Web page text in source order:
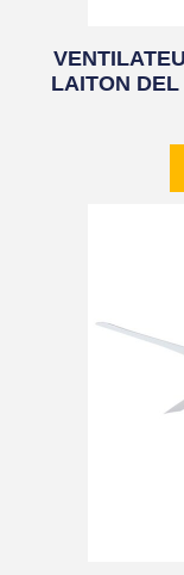
LAITON